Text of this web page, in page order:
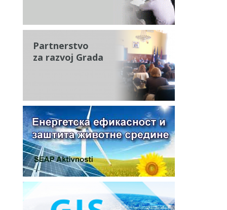
Partnerstvo
za razvoj Grada